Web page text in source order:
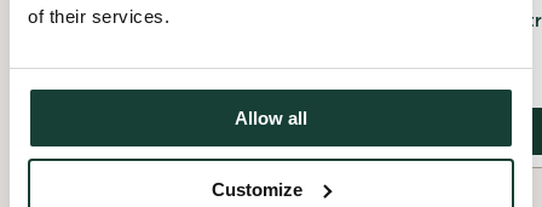
of their services.
Allow all
Customize
Montréal,